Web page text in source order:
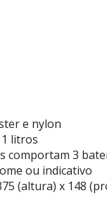
e nylon
litros
comportam 3
ou indicativo
(altura) x 148